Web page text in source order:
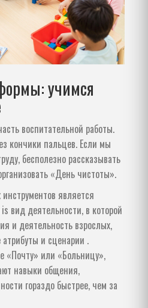
учимся
воспитательной работы.
кончики пальцев. Если мы
бесполезно рассказывать
«День чистоты».
является
is вид деятельности, в которой
и деятельность взрослых,
и сценарии .
«Почту» или «Больницу»,
навыки общения,
гораздо быстрее, чем за